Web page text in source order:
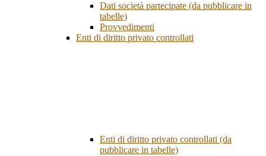
Dati società partecipate (da pubblicare in
tabelle)
Provvedimenti
Enti di diritto privato controllati
Enti di diritto privato controllati (da
pubblicare in tabelle)